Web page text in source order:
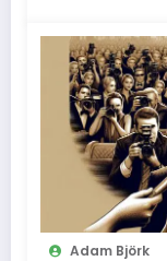
Adam Björk